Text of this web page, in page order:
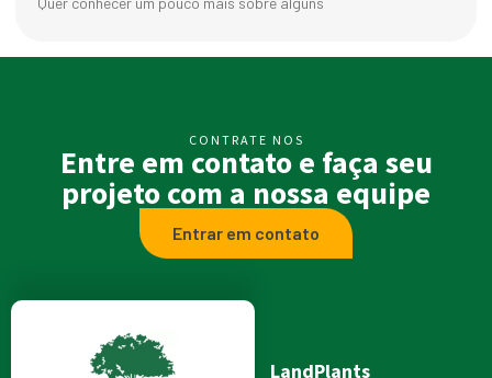
CONTRATE NOS
Entre em contato e faça seu
projeto com a nossa equipe
Entrar em contato
LandPlants